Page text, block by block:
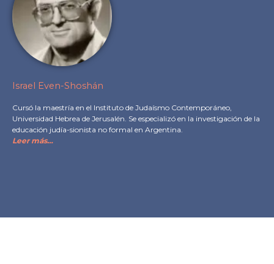
Israel Even-Shoshán
Cursó la maestría en el Instituto de Judaísmo Contemporáneo,
Universidad Hebrea de Jerusalén. Se especializó en la investigación de la
educación judía-sionista no formal en Argentina.
Leer más…